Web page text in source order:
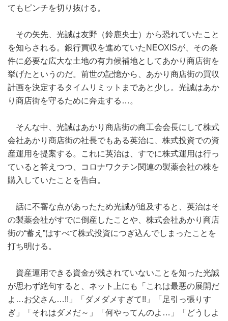
てもピンチを切り抜ける。
その矢先、光誠は友野（鈴鹿央士）から恐れていたこと
を知らされる。銀行買収を進めていたNEOXISが、その条
件に必要な広大な土地の有力候補地としてあかり商店街を
挙げたというのだ。前世の記憶から、あかり商店街の買収
計画を決定するタイムリミットまであと少し。光誠はあか
り商店街を守るために奔走する…。
そんな中、光誠はあかり商店街の商工会会長にして株式
会社あかり商店街の社長でもある英治に、株式投資での資
産運用を提案する。これに英治は、すでに株式運用は行っ
ていると答えつつ、コロナワクチン関連の製薬会社の株を
購入していたことを告白。
話に不審な点があったため光誠が追及すると、英治はそ
の製薬会社がすでに倒産したことや、株式会社あかり商店
街の“蓄え”はすべて株式投資につぎ込んでしまったことを
打ち明ける。
資産運用できる資金が残されていないことを知った光誠
が思わず絶句すると、ネット上にも「これは最悪の展開だ
よ…お父さん…!!」「ダメダメすぎて!!」「足引っ張りす
ぎ」「それはダメだ～」「何やってんのよ…」「どうしよ